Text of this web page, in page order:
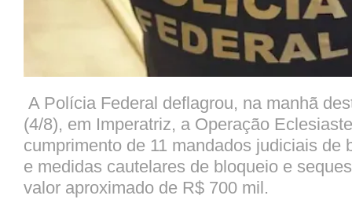
A Polícia Federal deflagrou, na manhã
(4/8), em Imperatriz, a Operação
cumprimento de 11 mandados judiciais de
e medidas cautelares de bloqueio e
valor aproximado de R$ 700 mil.